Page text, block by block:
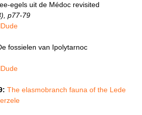
egels uit de Médoc revisited
p77-79
fossielen van Ipolytarnoc
The elasmobranch fauna of the Lede